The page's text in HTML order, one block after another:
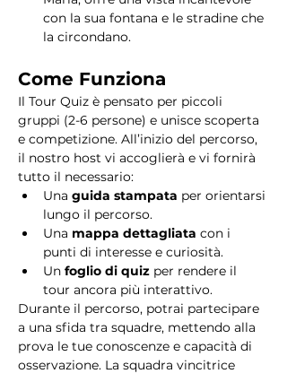
con la sua fontana e le stradine che
la circondano.
Come Funziona
Il Tour Quiz è pensato per piccoli
gruppi (2-6 persone) e unisce scoperta
e competizione. All’inizio del percorso,
il nostro host vi accoglierà e vi fornirà
tutto il necessario:
Una guida stampata per orientarsi
lungo il percorso.
Una mappa dettagliata con i
punti di interesse e curiosità.
Un foglio di quiz per rendere il
tour ancora più interattivo.
Durante il percorso, potrai partecipare
a una sfida tra squadre, mettendo alla
prova le tue conoscenze e capacità di
osservazione. La squadra vincitrice